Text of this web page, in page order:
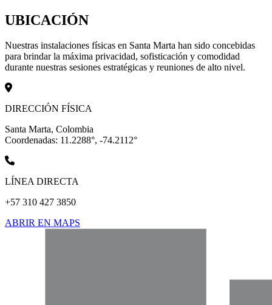
UBICACIÓN
Nuestras instalaciones físicas en Santa Marta han sido concebidas
para brindar la máxima privacidad, sofisticación y comodidad
durante nuestras sesiones estratégicas y reuniones de alto nivel.
DIRECCIÓN FÍSICA
Santa Marta, Colombia
Coordenadas: 11.2288°, -74.2112°
LÍNEA DIRECTA
+57 310 427 3850
ABRIR EN MAPS